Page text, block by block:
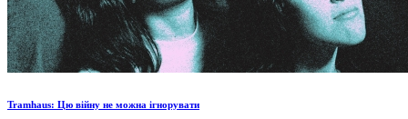
Tramhaus: Цю війну не можна ігнорувати